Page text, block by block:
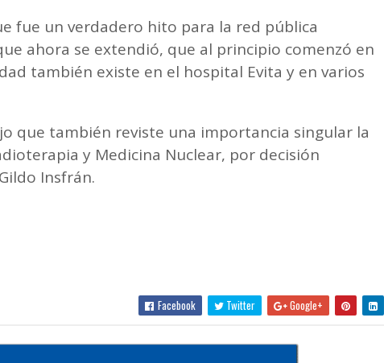
fue un verdadero hito para la red pública
ahora se extendió, que al principio comenzó en
también existe en el hospital Evita y en varios
que también reviste una importancia singular la
y Medicina Nuclear, por decisión
Insfrán.
Facebook Twitter Google+